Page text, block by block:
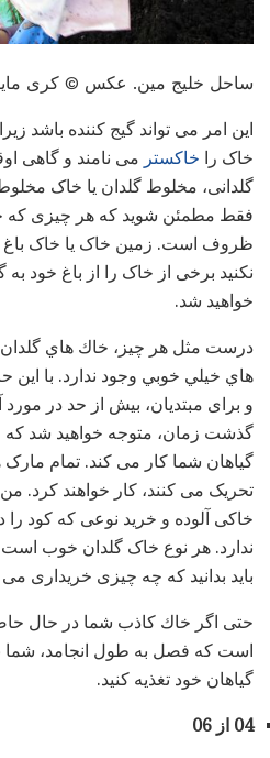
ساحل خلیج مین. عکس © کری
این امر می تواند گیج کننده باشد
خاک را خاکستر می نامند و گاهی
گلدانی، مخلوط گلدان یا خاک
فقط مطمئن شوید که هر چیزی که
ظروف است. زمین خاک یا خاک باغ
نکنید برخی از خاک را از باغ خود به
خواهید شد.
درست مثل هر چیز، خاك هاي
هاي خيلي خوبي وجود ندارد. با این
و برای مبتدیان، بیش از حد در
گذشت زمان، متوجه خواهید شد
گیاهان شما کار می کند. تمام
تحریک می کنند، کار خواهند کرد.
خاکی آلوده و خرید نوعی که کود
ندارد. هر نوع خاک گلدان خوب است
باید بدانید که چه چیزی خریداری می
حتی اگر خاك كاذب شما در حال
است كه فصل به طول انجامد، شما
گیاهان خود تغذیه كنید.
04 از 06